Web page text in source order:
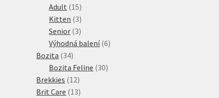
Adult 1515
produktů
Kitten 33
produkty
Senior 33
produkty
Výhodná balení 66
Bozita 3434
produktů
Bozita Feline 3030
Brekkies 1212
produktů
Brit Care 1313